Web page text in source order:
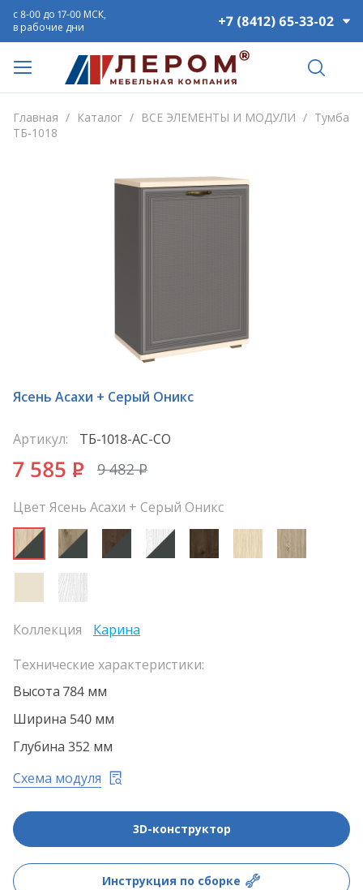
+7 (8412) 65-33-02
с 8-00 до 17-00 МСК,
в рабочие дни
Главная / Каталог / ВСЕ ЭЛЕМЕНТЫ И МОДУЛИ / Тумба
ТБ-1018
Ясень Асахи + Серый Оникс
Артикул: ТБ-1018-АС-СО
7 585 P 9 482P
Цвет Ясень Асахи + Серый Оникс
Коллекция
Карина
Технические характеристики:
Высота 784 мм
Ширина 540 мм
Глубина 352 мм
Схема модуля
3D-конструктор
Инструкция по сборке